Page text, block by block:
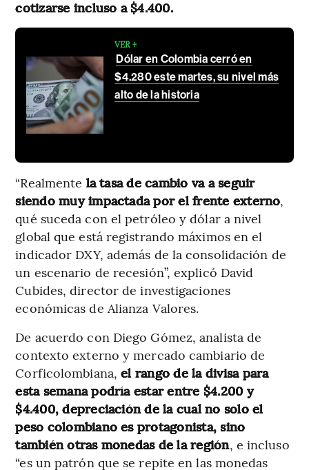
cotizarse incluso a $4.400.
VER +
Dólar en Colombia cerró en
$4.280 este martes, su nivel más
alto de la historia
“Realmente la tasa de cambio va a seguir
siendo muy impactada por el frente externo,
qué suceda con el petróleo y dólar a nivel
global que está registrando máximos en el
indicador DXY, además de la consolidación de
un escenario de recesión”, explicó David
Cubides, director de investigaciones
económicas de Alianza Valores.
De acuerdo con Diego Gómez, analista de
contexto externo y mercado cambiario de
Corficolombiana, el rango de la divisa para
esta semana podría estar entre $4.200 y
$4.400, depreciación de la cual no solo el
peso colombiano es protagonista, sino
también otras monedas de la región, e incluso
“es un patrón que se repite en las monedas